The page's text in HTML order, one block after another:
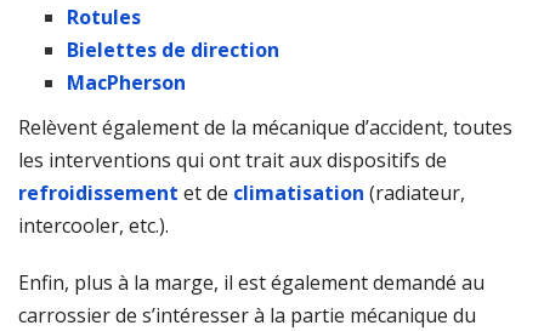
Rotules
Bielettes de direction
MacPherson
Relèvent également de la mécanique d’accident, toutes
les interventions qui ont trait aux dispositifs de
refroidissement et de climatisation (radiateur,
intercooler, etc.).
Enfin, plus à la marge, il est également demandé au
carrossier de s’intéresser à la partie mécanique du